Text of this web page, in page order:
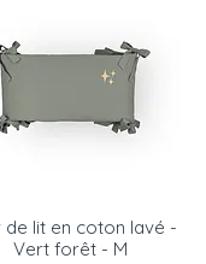
de lit en coton lavé -
Vert forêt - M